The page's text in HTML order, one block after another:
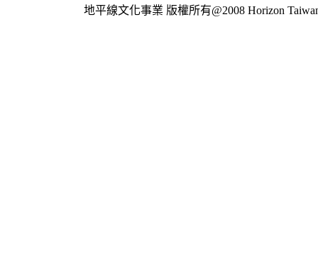
地平線文化事業 版權所有@2008 Horizon